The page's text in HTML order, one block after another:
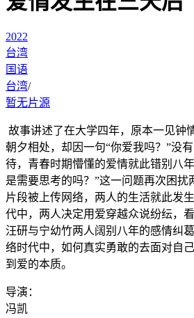
2022
台湾
国语
台湾/
暂无片源
故事讲述了在大学四年，原本一见钟
朝夕相处，却因一句“你爱我吗？”没
待，青春时期懵懂的爱情就此错别八
是需要思考的吗？”这一问题再次困扰
片段被上传网络，两人的生活就此发
代中，两人决定用爱穿越众说纷纭，
汪研与宁幼竹两人阔别八年的感情纠
络时代中，如何真实勇敢的去面对自
到爱的本质。
导演：
冯凯